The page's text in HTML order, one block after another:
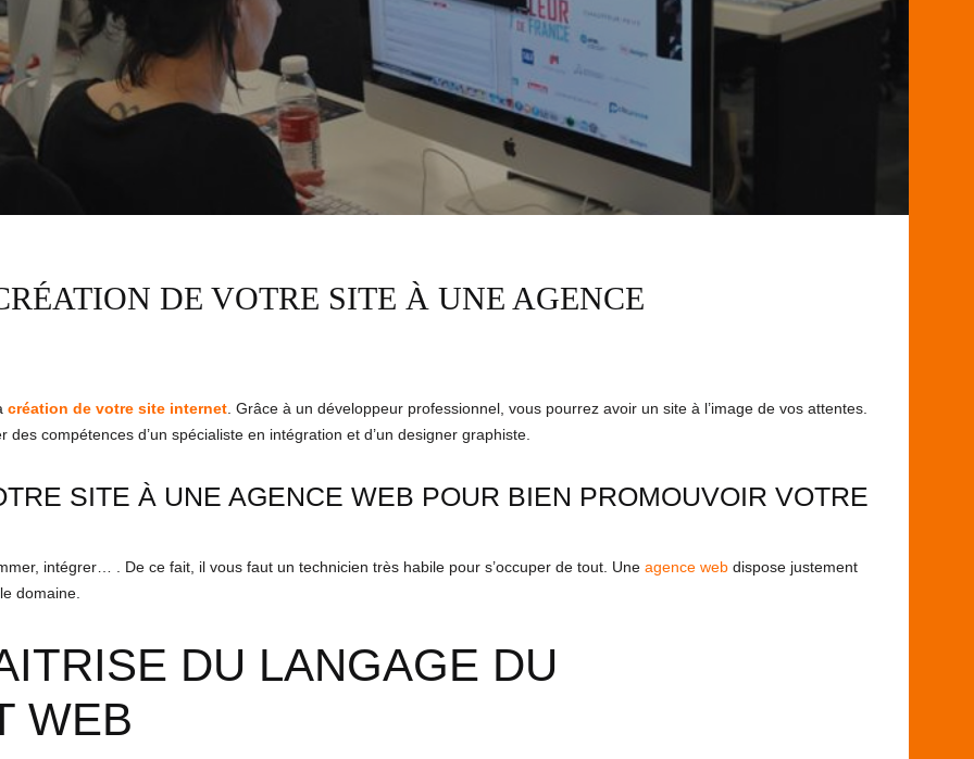
DE VOTRE SITE À UNE AGENCE
création de votre site internet . Grâce à un développeur professionnel, vous pourrez avoir un site à l’image de vos attentes.
compétences d’un spécialiste en intégration et d’un designer graphiste.
SITE À UNE AGENCE WEB POUR BIEN PROMOUVOIR VOTRE
intégrer… . De ce fait, il vous faut un technicien très habile pour s’occuper de tout. Une agence web dispose justement
domaine.
DU LANGAGE DU
WEB